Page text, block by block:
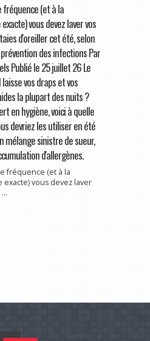
fréquence (et à la
vous devez laver vos
d'oreiller cet été, selon
des infections Par
Publié le 25 juillet 26 Le
vos draps et vos
la plupart des nuits ?
en hygiène, voici à quelle
devriez les utiliser en été
mélange sinistre de sueur,
d'allergènes.
fréquence (et à la
vous devez laver